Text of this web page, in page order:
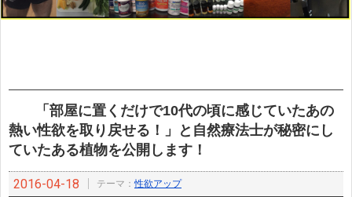
「部屋に置くだけで10代の頃に感じていたあの
熱い性欲を取り戻せる！」と自然療法士が秘密にし
ていたある植物を公開します！
2016-04-18 テーマ：性欲アップ